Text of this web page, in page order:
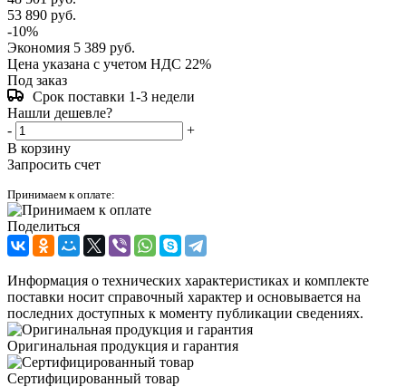
53 890 руб.
-10%
Экономия 5 389 руб.
Цена указана с учетом НДС 22%
Под заказ
Срок поставки 1-3 недели
Нашли дешевле?
-
+
В корзину
Запросить счет
Принимаем к оплате:
Поделиться
Информация о технических характеристиках и комплекте
поставки носит справочный характер и основывается на
последних доступных к моменту публикации сведениях.
Оригинальная продукция и гарантия
Сертифицированный товар